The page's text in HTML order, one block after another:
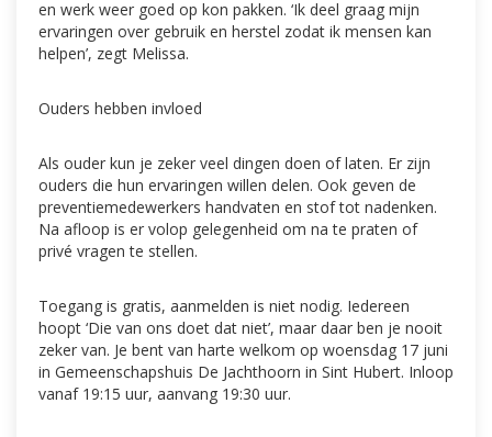
en werk weer goed op kon pakken. ‘Ik deel graag mijn
ervaringen over gebruik en herstel zodat ik mensen kan
helpen’, zegt Melissa.
Ouders hebben invloed
Als ouder kun je zeker veel dingen doen of laten. Er zijn
ouders die hun ervaringen willen delen. Ook geven de
preventiemedewerkers handvaten en stof tot nadenken.
Na afloop is er volop gelegenheid om na te praten of
privé vragen te stellen.
Toegang is gratis, aanmelden is niet nodig. Iedereen
hoopt ‘Die van ons doet dat niet’, maar daar ben je nooit
zeker van. Je bent van harte welkom op woensdag 17 juni
in Gemeenschapshuis De Jachthoorn in Sint Hubert. Inloop
vanaf 19:15 uur, aanvang 19:30 uur.